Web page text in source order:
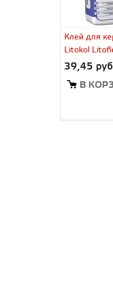
Клей для
Litokol
39,45
В